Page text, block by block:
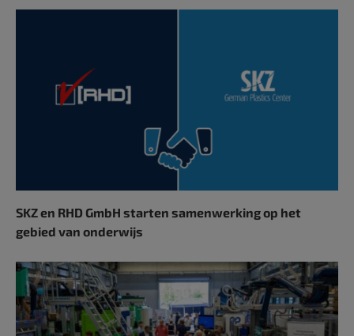
SKZ en RHD GmbH starten samenwerking op het
gebied van onderwijs